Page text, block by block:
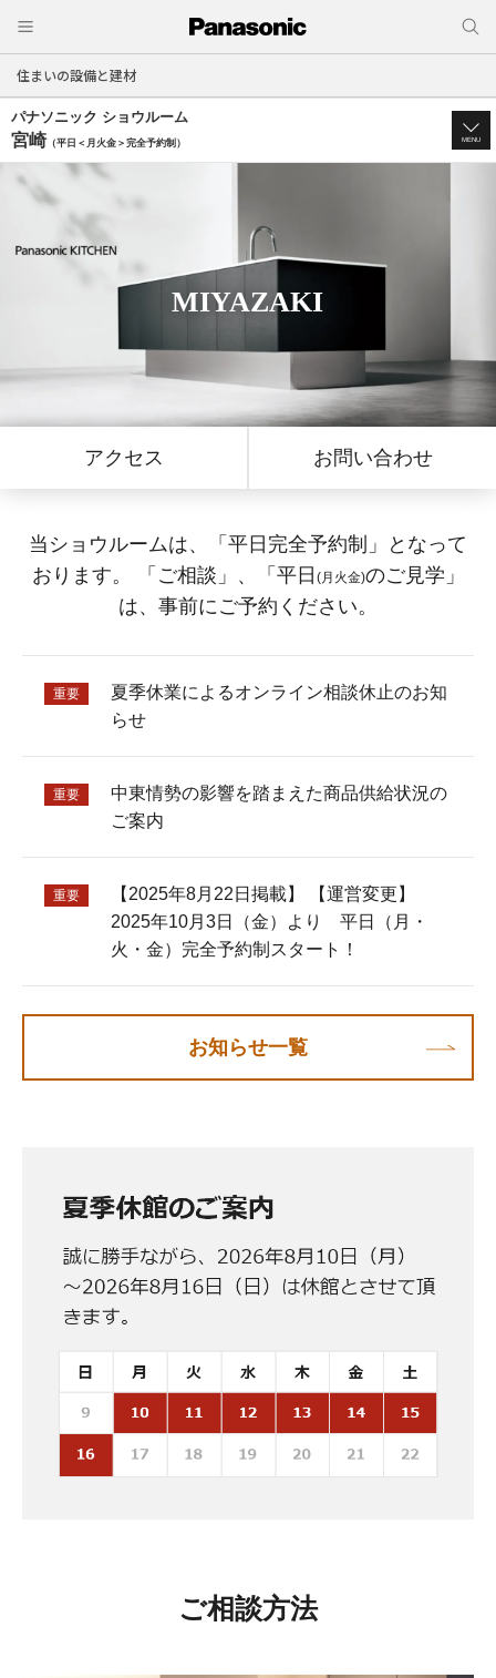
住まいの設備と建材
パナソニック ショウルーム
宮崎（平日＜月火金＞完全予約制） MENU
MIYAZAKI
アクセス お問い合わせ
当ショウルームは、「平日完全予約制」となって
おります。
「ご相談」、「平日 (月火金)のご見学」
は、事前にご予約ください。
重要
夏季休業によるオンライン相談休止のお知
らせ
重要
中東情勢の影響を踏まえた商品供給状況の
ご案内
重要
【2025年8月22日掲載】 【運営変更】
2025年10月3日（金）より 平日（月・
火・金）完全予約制スタート！
お知らせ一覧
ご相談方法